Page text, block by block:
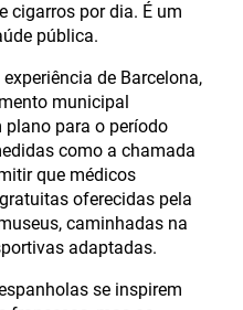
cigarros por dia. É um
pública.
de Barcelona,
municipal
para o período
como a chamada
que médicos
oferecidas pela
caminhadas na
adaptadas.
se inspirem